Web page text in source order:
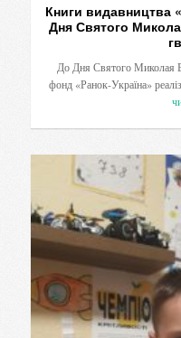
Книги видавництва
Дня Святого
До Дня Святого Миколая
фонд «Ранок-Україна»